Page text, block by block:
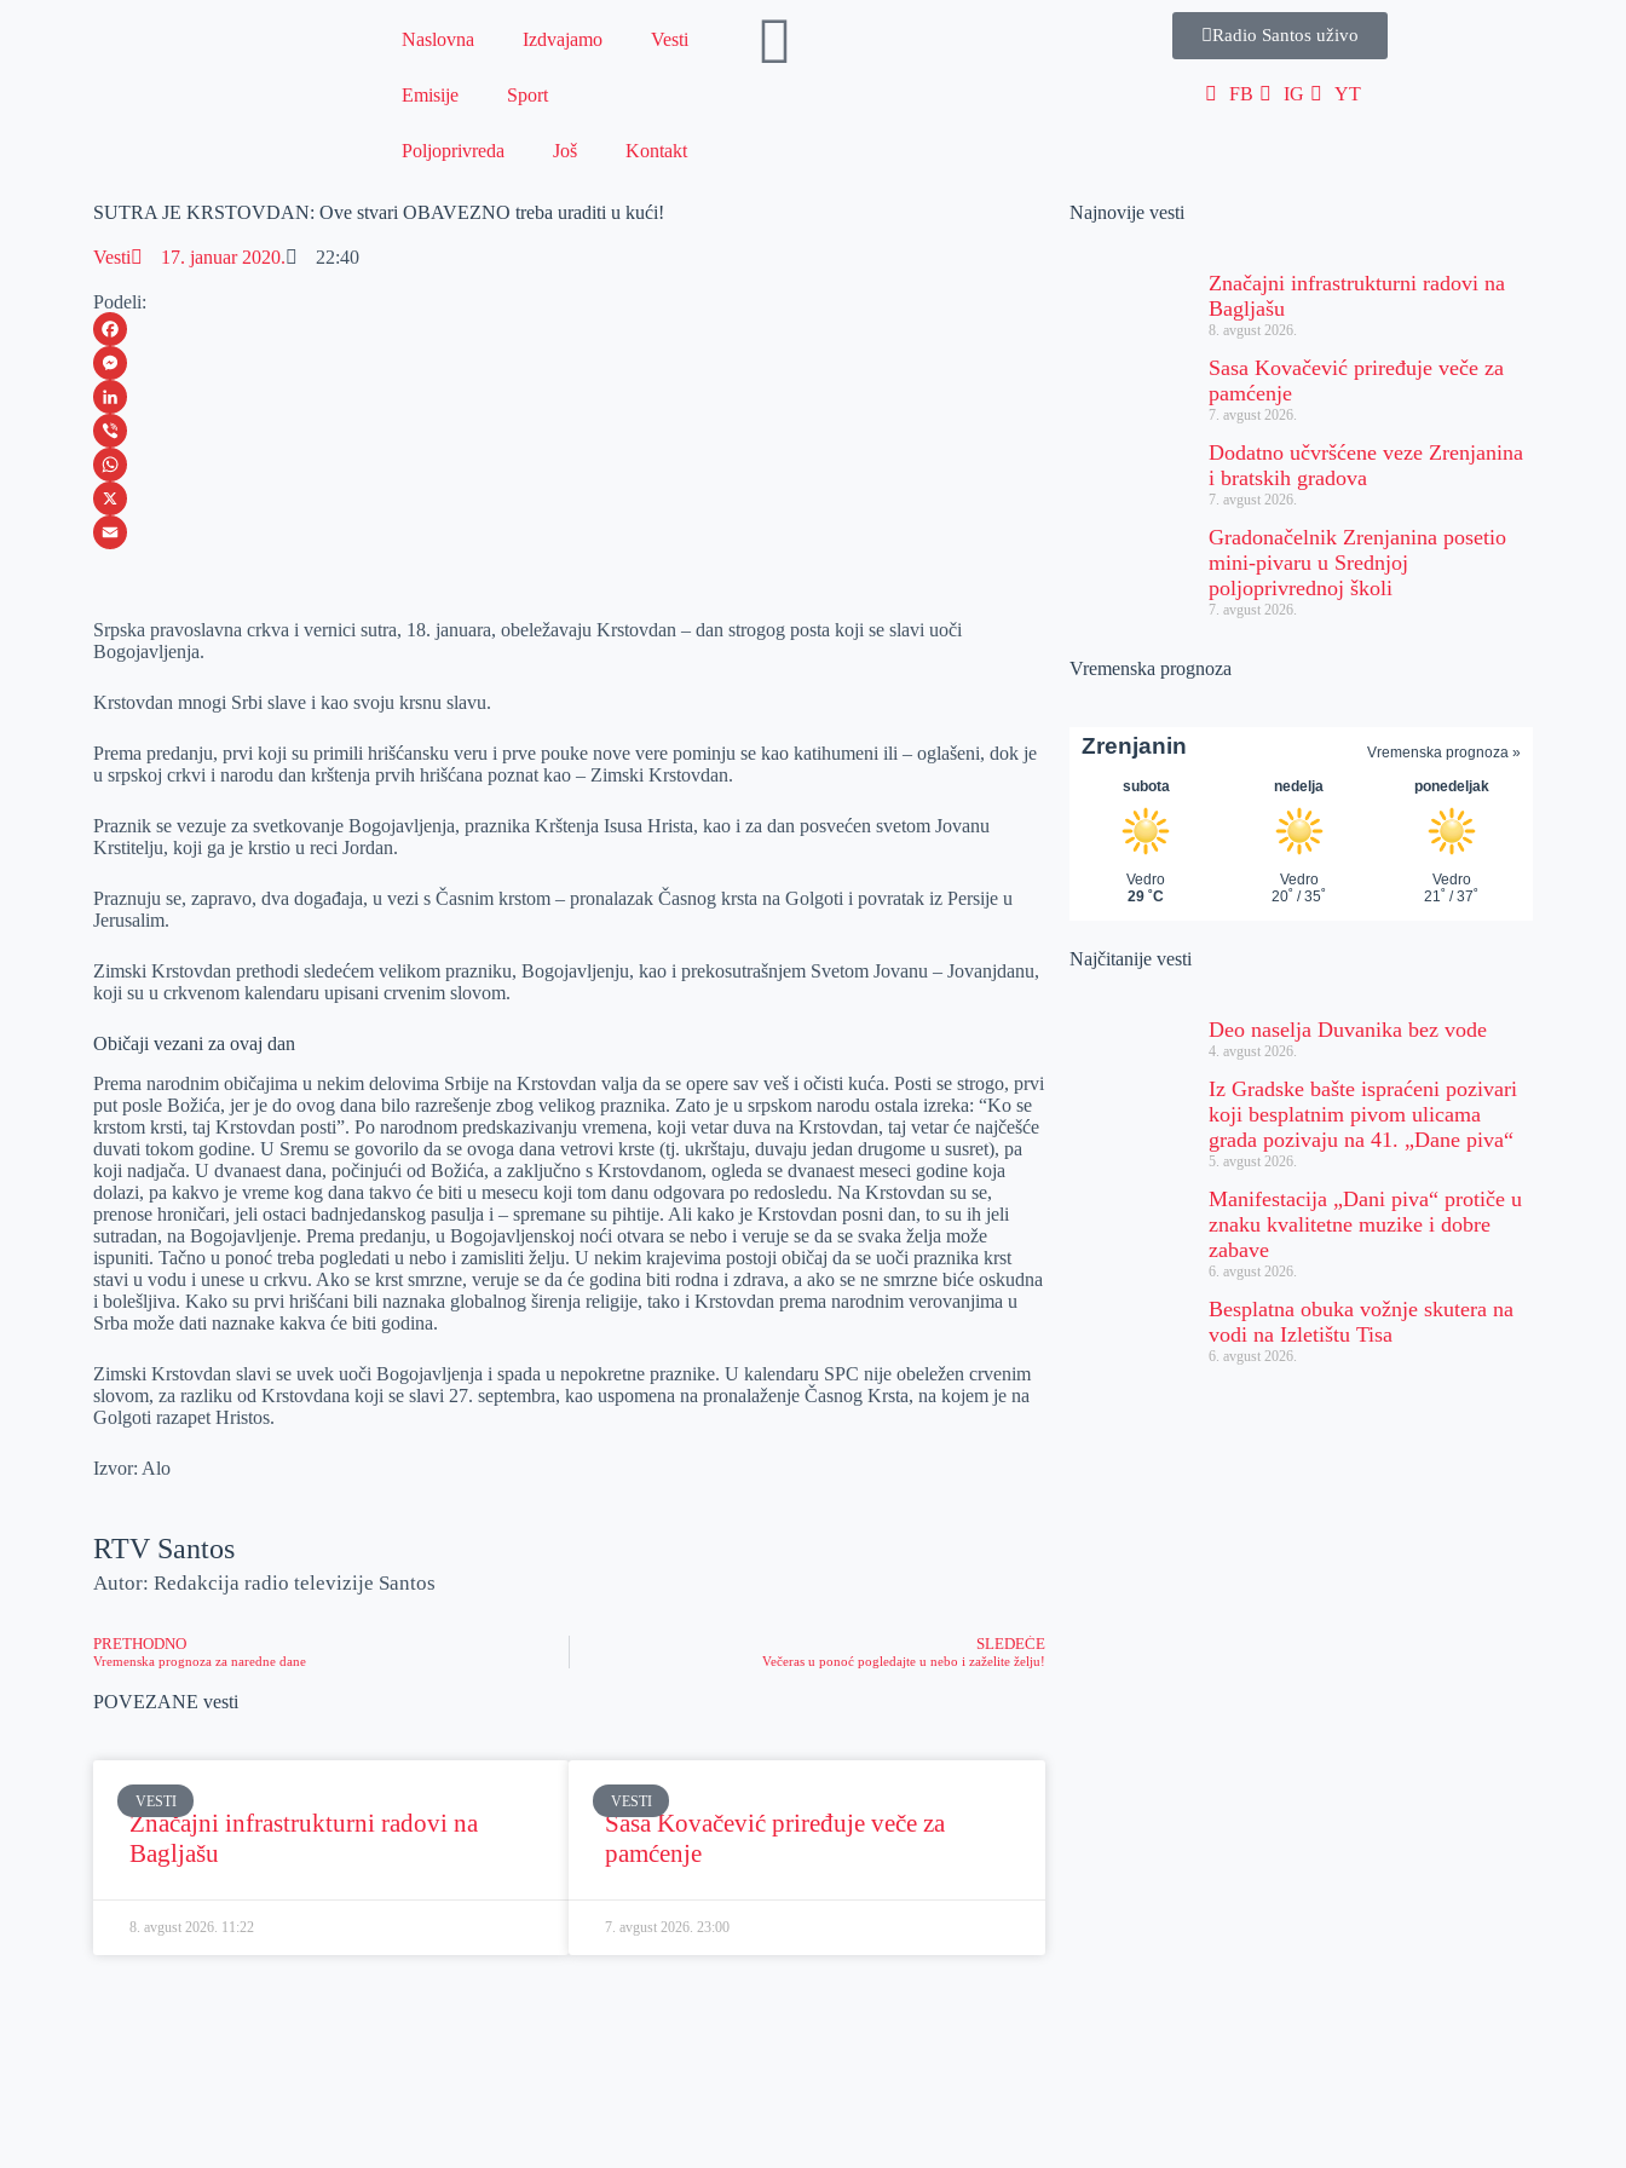
Naslovna Izdvajamo Vesti
Emisije Sport
Poljoprivreda Još Kontakt
Radio Santos uživo
FB IG YT
SUTRA JE KRSTOVDAN: Ove stvari OBAVEZNO treba uraditi u kući!
Vesti 17. januar 2020. 22:40
Podeli:
F
a
c
e
b
o
M
e
s
s
e
e
L
i
n
k
I
V
i
b
W
h
s
p
X
a
l
Srpska pravoslavna crkva i vernici sutra, 18. januara, obeležavaju Krstovdan – dan strogog posta koji se slavi uoči
Bogojavljenja.
Krstovdan mnogi Srbi slave i kao svoju krsnu slavu.
Prema predanju, prvi koji su primili hrišćansku veru i prve pouke nove vere pominju se kao katihumeni ili – oglašeni, dok je
u srpskoj crkvi i narodu dan krštenja prvih hrišćana poznat kao – Zimski Krstovdan.
Praznik se vezuje za svetkovanje Bogojavljenja, praznika Krštenja Isusa Hrista, kao i za dan posvećen svetom Jovanu
Krstitelju, koji ga je krstio u reci Jordan.
Praznuju se, zapravo, dva događaja, u vezi s Časnim krstom – pronalazak Časnog krsta na Golgoti i povratak iz Persije u
Jerusalim.
Zimski Krstovdan prethodi sledećem velikom prazniku, Bogojavljenju, kao i prekosutrašnjem Svetom Jovanu – Jovanjdanu,
koji su u crkvenom kalendaru upisani crvenim slovom.
Običaji vezani za ovaj dan
Prema narodnim običajima u nekim delovima Srbije na Krstovdan valja da se opere sav veš i očisti kuća. Posti se strogo, prvi
put posle Božića, jer je do ovog dana bilo razrešenje zbog velikog praznika. Zato je u srpskom narodu ostala izreka: “Ko se
krstom krsti, taj Krstovdan posti”. Po narodnom predskazivanju vremena, koji vetar duva na Krstovdan, taj vetar će najčešće
duvati tokom godine. U Sremu se govorilo da se ovoga dana vetrovi krste (tj. ukrštaju, duvaju jedan drugome u susret), pa
koji nadjača. U dvanaest dana, počinjući od Božića, a zaključno s Krstovdanom, ogleda se dvanaest meseci godine koja
dolazi, pa kakvo je vreme kog dana takvo će biti u mesecu koji tom danu odgovara po redosledu. Na Krstovdan su se,
prenose hroničari, jeli ostaci badnjedanskog pasulja i – spremane su pihtije. Ali kako je Krstovdan posni dan, to su ih jeli
sutradan, na Bogojavljenje. Prema predanju, u Bogojavljenskoj noći otvara se nebo i veruje se da se svaka želja može
ispuniti. Tačno u ponoć treba pogledati u nebo i zamisliti želju. U nekim krajevima postoji običaj da se uoči praznika krst
stavi u vodu i unese u crkvu. Ako se krst smrzne, veruje se da će godina biti rodna i zdrava, a ako se ne smrzne biće oskudna
i bolešljiva. Kako su prvi hrišćani bili naznaka globalnog širenja religije, tako i Krstovdan prema narodnim verovanjima u
Srba može dati naznake kakva će biti godina.
Zimski Krstovdan slavi se uvek uoči Bogojavljenja i spada u nepokretne praznike. U kalendaru SPC nije obeležen crvenim
slovom, za razliku od Krstovdana koji se slavi 27. septembra, kao uspomena na pronalaženje Časnog Krsta, na kojem je na
Golgoti razapet Hristos.
Izvor: Alo
RTV Santos
Autor: Redakcija radio televizije Santos
PRETHODNO
Vremenska prognoza za naredne dane
SLEDEĆE
Večeras u ponoć pogledajte u nebo i zaželite želju!
POVEZANE vesti
VESTI
Značajni infrastrukturni radovi na
Bagljašu
8. avgust 2026. 11:22
VESTI
Sasa Kovačević priređuje veče za
pamćenje
7. avgust 2026.23:00
Najnovije vesti
Značajni infrastrukturni radovi na
Bagljašu
8. avgust 2026.
Sasa Kovačević priređuje veče za
pamćenje
7. avgust 2026.
Dodatno učvršćene veze Zrenjanina
i bratskih gradova
7. avgust 2026.
Gradonačelnik Zrenjanina posetio
mini-pivaru u Srednjoj
poljoprivrednoj školi
7. avgust 2026.
Vremenska prognoza
Najčitanije vesti
Deo naselja Duvanika bez vode
4. avgust 2026.
Iz Gradske bašte ispraćeni pozivari
koji besplatnim pivom ulicama
grada pozivaju na 41. „Dane piva“
5. avgust 2026.
Manifestacija „Dani piva“ protiče u
znaku kvalitetne muzike i dobre
zabave
6. avgust 2026.
Besplatna obuka vožnje skutera na
vodi na Izletištu Tisa
6. avgust 2026.